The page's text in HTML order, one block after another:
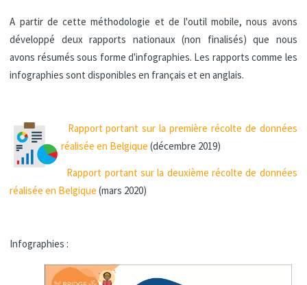
A partir de cette méthodologie et de l'outil mobile, nous avons
développé deux rapports nationaux (non finalisés) que nous
avons résumés sous forme d'infographies. Les rapports comme les
infographies sont disponibles en français et en anglais.
Rapport portant sur la première récolte de données
réalisée en Belgique (décembre 2019)
Rapport portant sur la deuxième récolte de données
réalisée en Belgique(mars 2020)
Infographies :